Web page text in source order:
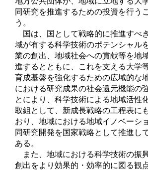
同研究を推進するための投資を行う
う。
国は、国として戦略的に推進すべ
域が有する科学技術のポテンシャル
業の創出、地域社会への貢献等を地
進するとともに、これを支える大学
育成基盤を強化するための広域的な
における研究成果の社会還元機能の
とにより、科学技術による地域活性
取組として、新成長戦略の工程表に
おり、地域における地域イノベーシ
同研究開発を国家戦略として推進し
ある。
また、地域における科学技術の振
創出をより効果的・効率的に図る観